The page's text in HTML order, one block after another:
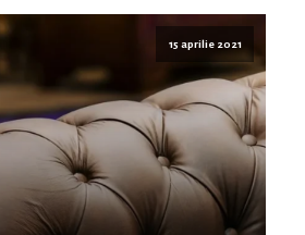
15 aprilie 2021